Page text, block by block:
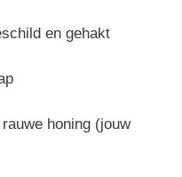
en gehakt
honing (jouw